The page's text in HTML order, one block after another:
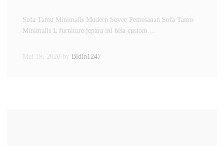
Sofa Tamu Minimalis Modern Sovee Pemesanan Sofa Tamu
Minimalis L furniture jepara ini bisa custom…
Mei 19, 2020 by Bidin1247